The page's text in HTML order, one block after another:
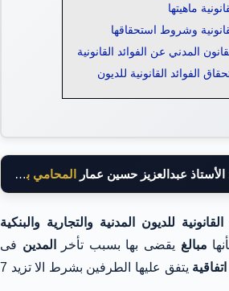
ماهيتها
وشروط استحقاقها
المدني عن الفوائد القانونية
الفوائد القانونية للديون
الأستاذ عبدالعزيز حسين عمار المحامي بالنقض
القانونية للديون المدنية والتجارية والبنكية
مبالغ يقضى بها بسبب تأخر المدين فى
اتفاقية
يتفق عليها الطرفين بشرط الا تزيد 7